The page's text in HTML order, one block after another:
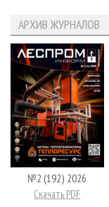
АРХИВ ЖУРНАЛОВ
№2 (192) 2026
Скачать PDF